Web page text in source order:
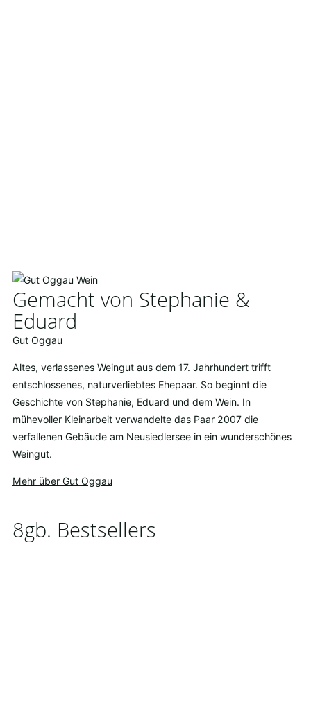
Gemacht von Stephanie &
Eduard
Gut Oggau
Altes, verlassenes Weingut aus dem 17. Jahrhundert trifft
entschlossenes, naturverliebtes Ehepaar. So beginnt die
Geschichte von Stephanie, Eduard und dem Wein. In
mühevoller Kleinarbeit verwandelte das Paar 2007 die
verfallenen Gebäude am Neusiedlersee in ein wunderschönes
Weingut.
Mehr über Gut Oggau
8gb. Bestsellers